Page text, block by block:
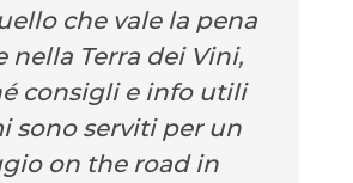
che vale la pena
nella Terra dei Vini,
consigli e info utili
sono serviti per un
on the road in